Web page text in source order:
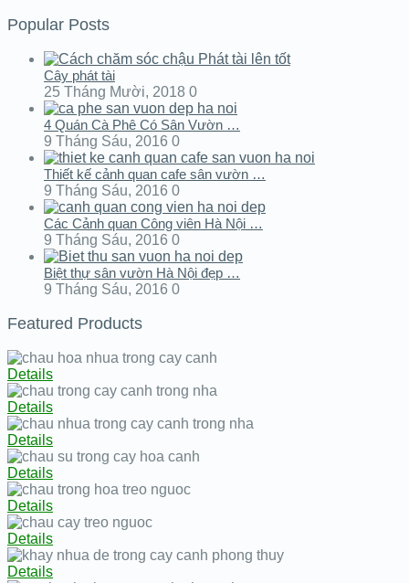
Popular Posts
Cây phát tài
25 Tháng Mười, 2018 0
4 Quán Cà Phê Có Sân Vườn …
9 Tháng Sáu, 2016 0
Thiết kế cảnh quan cafe sân vườn …
9 Tháng Sáu, 2016 0
Các Cảnh quan Công viên Hà Nội …
9 Tháng Sáu, 2016 0
Biệt thự sân vườn Hà Nội đẹp …
9 Tháng Sáu, 2016 0
Featured Products
Details
Details
Details
Details
Details
Details
Details